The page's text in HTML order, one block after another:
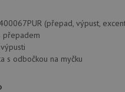
(přepad, výpust,
přepadem
s odbočkou na myčku